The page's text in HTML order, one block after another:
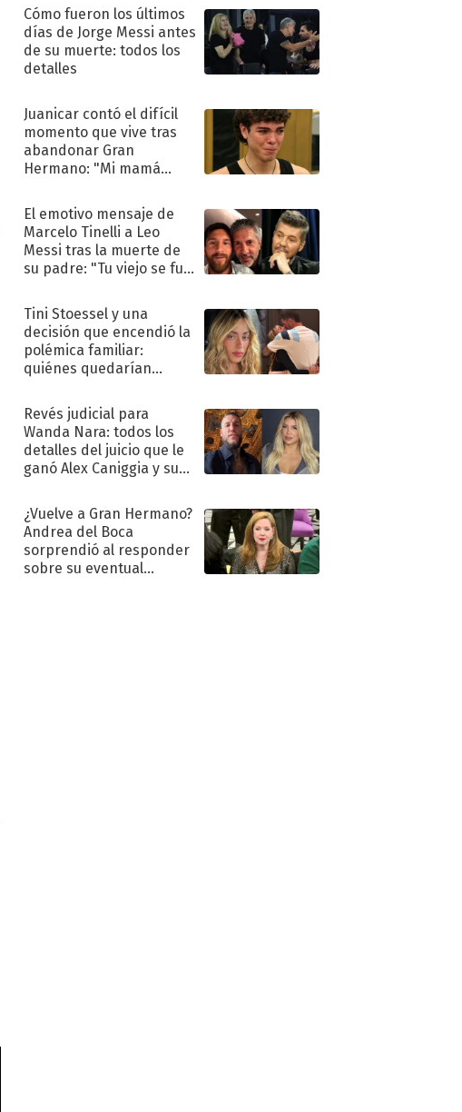
Cómo fueron los últimos
días de Jorge Messi antes
de su muerte: todos los
detalles
Juanicar contó el difícil
momento que vive tras
abandonar Gran
Hermano: "Mi mamá
El emotivo mensaje de
Marcelo Tinelli a Leo
Messi tras la muerte de
su padre: "Tu viejo se fue
Tini Stoessel y una
decisión que encendió la
polémica familiar:
quiénes quedarían
Revés judicial para
Wanda Nara: todos los
detalles del juicio que le
ganó Alex Caniggia y sus
¿Vuelve a Gran Hermano?
Andrea del Boca
sorprendió al responder
sobre su eventual